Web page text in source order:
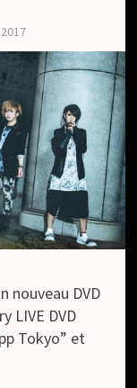
nouveau DVD
LIVE DVD
Tokyo” et